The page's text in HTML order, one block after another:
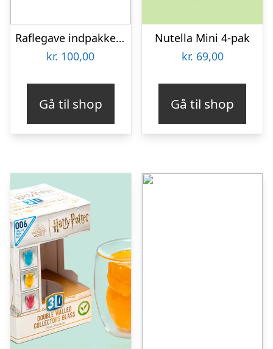
Raflegave indpakket 100 kr.
kr. 100,00
Gå til shop
Nutella Mini 4-pak
kr. 69,00
Gå til shop